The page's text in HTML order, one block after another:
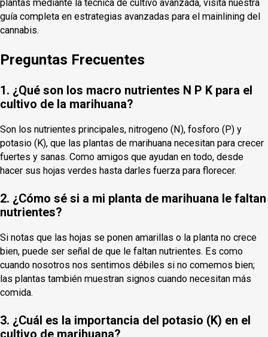
plantas mediante la técnica de cultivo avanzada, visita nuestra
guía completa en estrategias avanzadas para el mainlining del
cannabis.
Preguntas Frecuentes
1. ¿Qué son los macro nutrientes N P K para el
cultivo de la marihuana?
Son los nutrientes principales, nitrogeno (N), fosforo (P) y
potasio (K), que las plantas de marihuana necesitan para crecer
fuertes y sanas. Como amigos que ayudan en todo, desde
hacer sus hojas verdes hasta darles fuerza para florecer.
2. ¿Cómo sé si a mi planta de marihuana le faltan
nutrientes?
Si notas que las hojas se ponen amarillas o la planta no crece
bien, puede ser señal de que le faltan nutrientes. Es como
cuando nosotros nos sentimos débiles si no comemos bien;
las plantas también muestran signos cuando necesitan más
comida.
3. ¿Cuál es la importancia del potasio (K) en el